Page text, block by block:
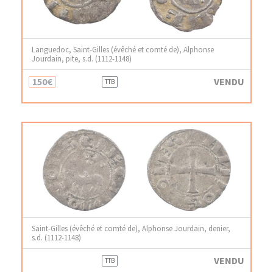
Languedoc, Saint-Gilles (évêché et comté de), Alphonse
Jourdain, pite, s.d. (1112-1148)
150€ TTB VENDU
Saint-Gilles (évêché et comté de), Alphonse Jourdain, denier,
s.d. (1112-1148)
TTB VENDU